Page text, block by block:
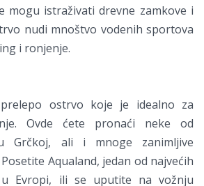
mogu istraživati drevne zamkove i
nudi mnoštvo vodenih sportova
i ronjenje.
ostrvo koje je idealno za
Ovde ćete pronaći neke od
Grčkoj, ali i mnoge zanimljive
Aqualand, jedan od najvećih
Evropi, ili se uputite na vožnju